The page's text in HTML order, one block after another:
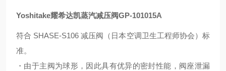
Yoshitake耀希达凯蒸汽减压阀GP-101015A
符合 SHASE-S106 减压阀（日本空调卫生工程师协会）标
准。
・由于主阀为球形，因此具有优异的密封性能，阀座泄漏